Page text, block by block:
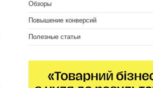
Обзоры
Повышение конверсий
Полезные статьи